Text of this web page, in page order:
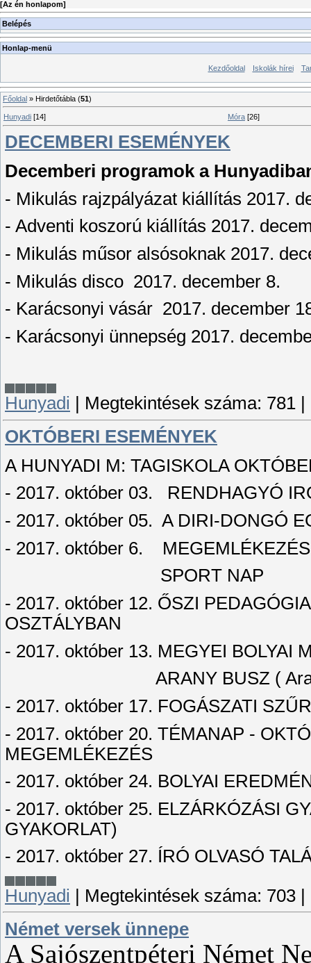
[Az én honlapom]
Belépés
Honlap-menü
Kezdőoldal Iskolák hírei
Főoldal » Hirdetőtábla (51)
Hunyadi [14] Móra [26]
DECEMBERI ESEMÉNYEK
Decemberi programok a
- Mikulás rajzpályázat kiállítás 2017.
- Adventi koszorú kiállítás 2017.
- Mikulás műsor alsósoknak 2017.
- Mikulás disco 2017. december 8.
- Karácsonyi vásár 2017. december
- Karácsonyi ünnepség 2017.
Hunyadi Megtekintések száma: 781
OKTÓBERI ESEMÉNYEK
A HUNYADI M: TAGISKOLA
- 2017. október 03. RENDHAGYÓ
- 2017. október 05. A DIRI-DONGÓ
- 2017. október 6.
SPORT NAP
- 2017. október 12. ŐSZI
OSZTÁLYBAN
- 2017. október 13. MEGYEI BOLYAI
ARANY BUSZ ( Arany
- 2017. október 17. FOGÁSZATI
- 2017. október 20. TÉMANAP -
MEGEMLÉKEZÉS
- 2017. október 24. BOLYAI
- 2017. október 25. ELZÁRKÓZÁSI
GYAKORLAT)
- 2017. október 27. ÍRÓ OLVASÓ
Hunyadi Megtekintések száma: 703
Német versek ünnepe
A Sajószentpéteri Német